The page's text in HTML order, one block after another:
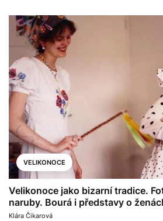
VELIKONOCE
Velikonoce jako bizarní tradice.
naruby. Bourá i představy o
Klára Čikarová